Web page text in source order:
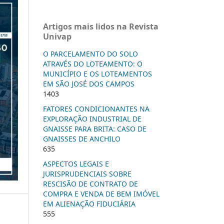
Artigos mais lidos na Revista
Univap
O PARCELAMENTO DO SOLO
ATRAVÉS DO LOTEAMENTO: O
MUNICÍPIO E OS LOTEAMENTOS
EM SÃO JOSÉ DOS CAMPOS
1403
FATORES CONDICIONANTES NA
EXPLORAÇÃO INDUSTRIAL DE
GNAISSE PARA BRITA: CASO DE
GNAISSES DE ANCHILO
635
ASPECTOS LEGAIS E
JURISPRUDENCIAIS SOBRE
RESCISÃO DE CONTRATO DE
COMPRA E VENDA DE BEM IMÓVEL
EM ALIENAÇÃO FIDUCIÁRIA
555